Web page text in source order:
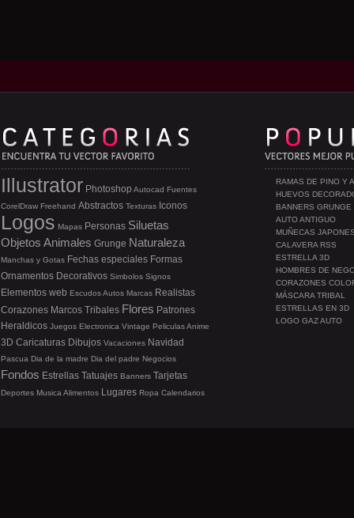
RAMAS DE PINO Y
HUEVOS
BANNERS GRUNGE
AUTO ANTIGUO
MUÑECAS
CALAVERA RSS
ESTRELLA 3D
HOMBRES DE
CORAZONES
MÁSCARA TRIBAL
ESTRELLAS EN 3D
LOGO GAZ AUTO
Illustrator Photoshop Autocad Fuentes
CorelDraw Freehand Abstractos Texturas Iconos
Logos Mapas Personas Siluetas
Objetos Animales Grunge Naturaleza
Manchas y Gotas Fechas especiales Formas
Ornamentos Decorativos Simbolos Signos
Elementos web EscudosAutos Marcas Realistas
Corazones Marcos Tribales Flores Patrones
Heraldicos Juegos Electronica Vintage PeliculasAnime
3D Caricaturas Dibujos Vacaciones Navidad
Pascua Dia de la madre Dia del padre Negocios
Fondos Estrellas Tatuajes Banners Tarjetas
Deportes Musica Alimentos Lugares Ropa Calendarios